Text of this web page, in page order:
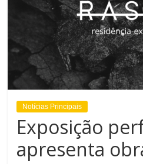
Notícias Principais
Exposição
apresenta